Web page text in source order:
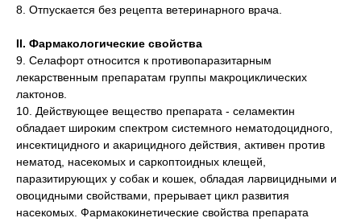
8. Отпускается без рецепта ветеринарного врача.
II. Фармакологические свойства
9. Селафорт относится к противопаразитарным
лекарственным препаратам группы макроциклических
лактонов.
10. Действующее вещество препарата - селамектин
обладает широким спектром системного нематодоцидного,
инсектицидного и акарицидного действия, активен против
нематод, насекомых и саркоптоидных клещей,
паразитирующих у собак и кошек, обладая ларвицидными и
овоцидными свойствами, прерывает цикл развития
насекомых. Фармакокинетические свойства препарата